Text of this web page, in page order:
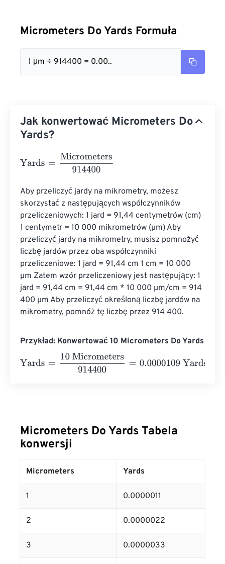
Micrometers Do Yards Formuła
1 μm ÷ 914400 = 0.00..
Jak konwertować Micrometers Do
Yards?
Yards Micrometers914400
Aby przeliczyć jardy na mikrometry, możesz
skorzystać z następujących współczynników
przeliczeniowych: 1 jard = 91,44 centymetrów (cm)
1 centymetr = 10 000 mikrometrów (µm) Aby
przeliczyć jardy na mikrometry, musisz pomnożyć
liczbę jardów przez oba współczynniki
przeliczeniowe: 1 jard = 91,44 cm 1 cm = 10 000
µm Zatem wzór przeliczeniowy jest następujący: 1
jard = 91,44 cm = 91,44 cm * 10 000 µm/cm = 914
400 µm Aby przeliczyć określoną liczbę jardów na
mikrometry, pomnóż tę liczbę przez 914 400.
Przykład: Konwertować 10 Micrometers Do Yards
Yards
10 Micrometers914400 0.0000109 Yards
Micrometers Do Yards Tabela
konwersji
Micrometers Yards
1 0.0000011
2 0.0000022
3 0.0000033